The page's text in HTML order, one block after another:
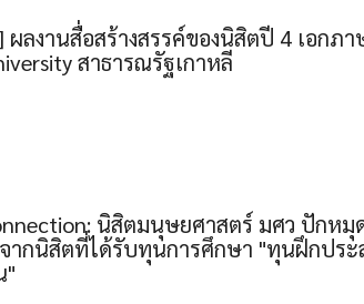
ลงานสื่อสร้างสรรค์ของนิสิตปี 4 เอกภ
สาธารณรัฐเกาหลี
นิสิตมนุษยศาสตร์ มศว ปักห
ากนิสิตที่ได้รับทุนการศึกษา "ทุนฝึกปร
"